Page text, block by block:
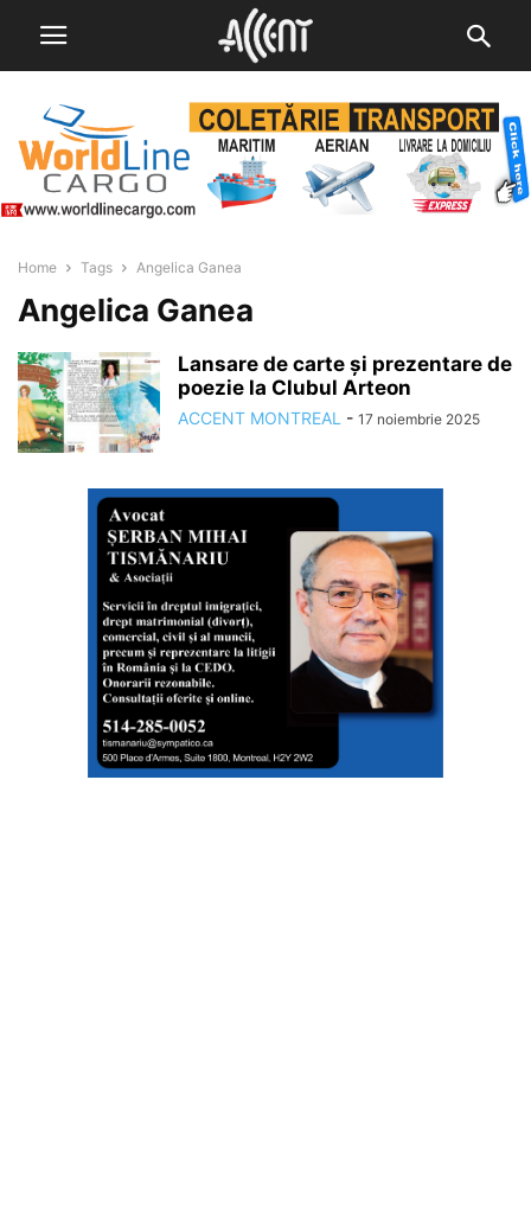
Home Tags Angelica Ganea
Angelica Ganea
Lansare de carte și prezentare de
poezie la Clubul Arteon
ACCENT MONTREAL - 17 noiembrie 2025